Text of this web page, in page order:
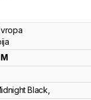
Black,